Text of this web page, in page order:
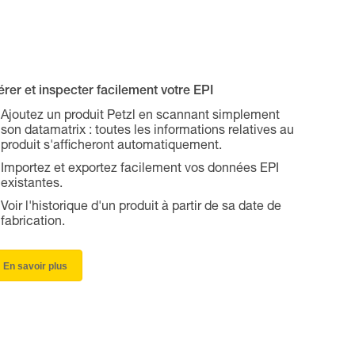
et inspecter facilement votre EPI
Ajoutez un produit Petzl en scannant simplement
son datamatrix : toutes les informations relatives au
produit s'afficheront automatiquement.
Importez et exportez facilement vos données EPI
existantes.
Voir l'historique d'un produit à partir de sa date de
fabrication.
En savoir plus